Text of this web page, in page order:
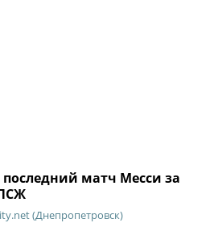
последний матч Месси за
(Днепропетровск)